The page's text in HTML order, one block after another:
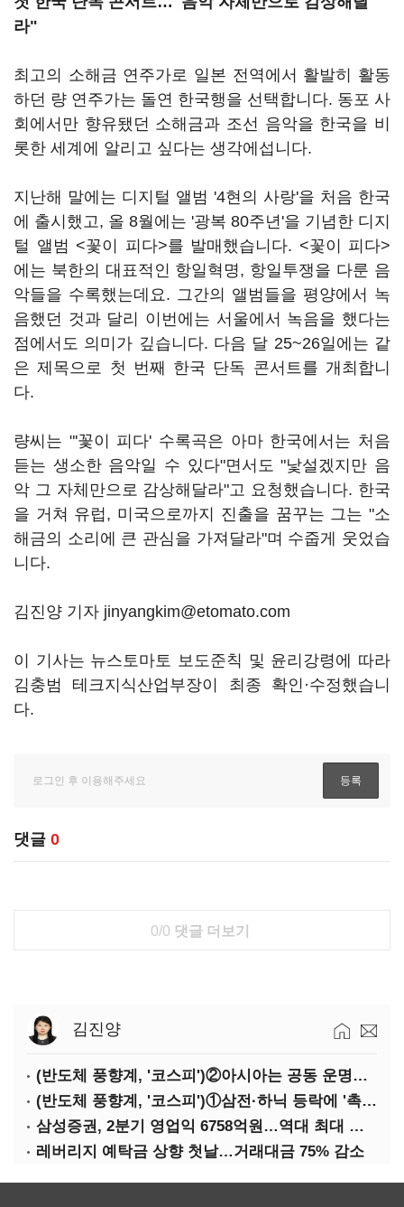
라"
최고의 소해금 연주가로 일본 전역에서 활발히 활동
하던 량 연주가는 돌연 한국행을 선택합니다. 동포 사
회에서만 향유됐던 소해금과 조선 음악을 한국을 비
롯한 세계에 알리고 싶다는 생각에섭니다.
지난해 말에는 디지털 앨범 '4현의 사랑'을 처음 한국
에 출시했고, 올 8월에는 '광복 80주년'을 기념한 디지
털 앨범 <꽃이 피다>를 발매했습니다. <꽃이 피다>
에는 북한의 대표적인 항일혁명, 항일투쟁을 다룬 음
악들을 수록했는데요. 그간의 앨범들을 평양에서 녹
음했던 것과 달리 이번에는 서울에서 녹음을 했다는
점에서도 의미가 깊습니다. 다음 달 25~26일에는 같
은 제목으로 첫 번째 한국 단독 콘서트를 개최합니
다.
량씨는 "'꽃이 피다' 수록곡은 아마 한국에서는 처음
듣는 생소한 음악일 수 있다"면서도 "낯설겠지만 음
악 그 자체만으로 감상해달라"고 요청했습니다. 한국
을 거쳐 유럽, 미국으로까지 진출을 꿈꾸는 그는 "소
해금의 소리에 큰 관심을 가져달라"며 수줍게 웃었습
니다.
김진양 기자 jinyangkim@etomato.com
이 기사는 뉴스토마토 보도준칙 및 윤리강령에 따라
김충범 테크지식산업부장이 최종 확인·수정했습니
다.
댓글 0
0/0 댓글 더보기
김진양
(반도체 풍향계, '코스피')②아시아는 공동 운명체?…일본·대만도 '동반 출렁'
(반도체 풍향계, '코스피')①삼전·하닉 등락에 '촉각'…코스피·나스닥 '한 몸'
삼성증권, 2분기 영업익 6758억원…역대 최대 경신
레버리지 예탁금 상향 첫날…거래대금 75% 감소